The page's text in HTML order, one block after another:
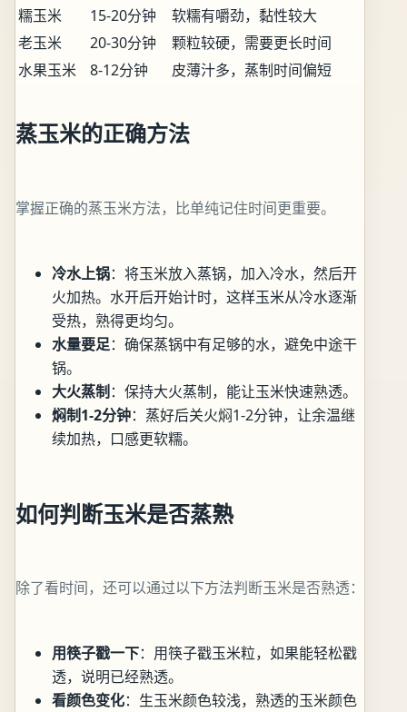
糯玉米
15-20分钟
软糯有嚼劲，黏性较大
老玉米
20-30分钟
颗粒较硬，需要更长时间
水果玉米
8-12分钟 皮薄汁多，蒸制时间偏短
蒸玉米的正确方法
掌握正确的蒸玉米方法，比单纯记住时间更重要。
冷水上锅：将玉米放入蒸锅，加入冷水，然后开
火加热。水开后开始计时，这样玉米从冷水逐渐
受热，熟得更均匀。
水量要足：确保蒸锅中有足够的水，避免中途干
锅。
大火蒸制：保持大火蒸制，能让玉米快速熟透。
焖制1-2分钟：蒸好后关火焖1-2分钟，让余温继
续加热，口感更软糯。
如何判断玉米是否蒸熟
除了看时间，还可以通过以下方法判断玉米是否熟透：
用筷子戳一下：用筷子戳玉米粒，如果能轻松戳
透，说明已经熟透。
看颜色变化：生玉米颜色较浅，熟透的玉米颜色